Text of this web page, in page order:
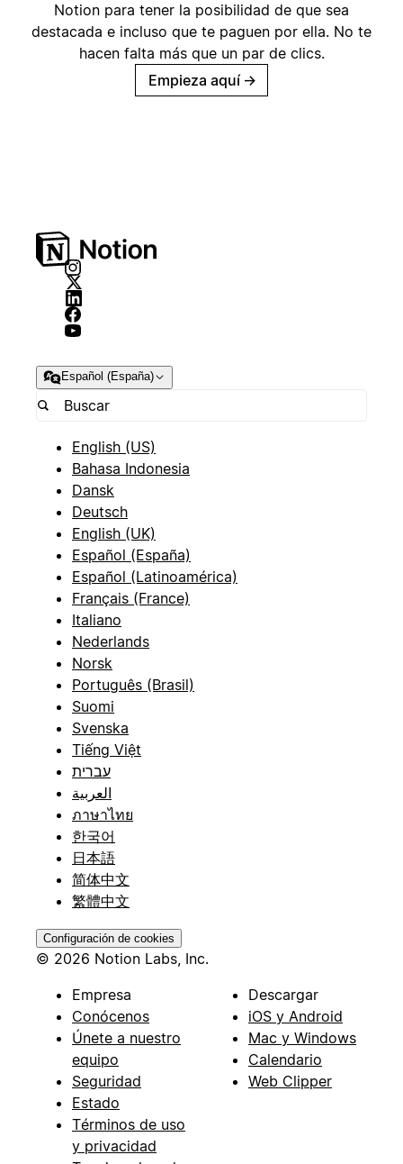
Notion para tener la posibilidad de que sea
destacada e incluso que te paguen por ella. No te
hacen falta más que un par de clics.
Empieza aquí →
Español (España)
English (US)
Bahasa Indonesia
Dansk
Deutsch
English (UK)
Español (España)
Español (Latinoamérica)
Français (France)
Italiano
Nederlands
Norsk
Português (Brasil)
Suomi
Svenska
Tiếng Việt
עברית
العربية
ภาษาไทย
한국어
日本語
简体中文
繁體中文
Configuración de cookies
© 2026 Notion Labs, Inc.
Empresa
Conócenos
Únete a nuestro
equipo
Seguridad
Estado
Términos de uso
y privacidad
Descargar
iOS y Android
Mac y Windows
Calendario
Web Clipper